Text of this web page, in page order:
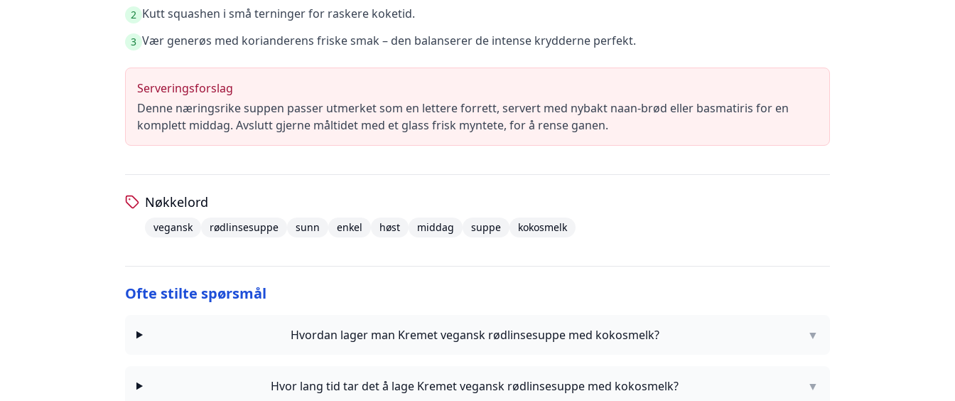
2 Kutt squashen i små terninger for raskere koketid.
3 Vær generøs med korianderens friske smak – den balanserer de intense krydderne perfekt.
Serveringsforslag
Denne næringsrike suppen passer utmerket som en lettere forrett, servert med nybakt naan-brød eller basmatiris for en
komplett middag. Avslutt gjerne måltidet med et glass frisk myntete, for å rense ganen.
Nøkkelord
vegansk rødlinsesuppe sunn enkel høst middag suppe kokosmelk
Ofte stilte spørsmål
Hvordan lager man Kremet vegansk rødlinsesuppe med kokosmelk? ▼
Hvor lang tid tar det å lage Kremet vegansk rødlinsesuppe med kokosmelk? ▼